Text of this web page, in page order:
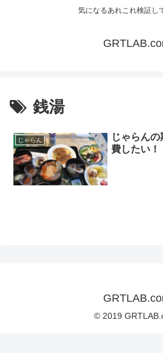
気になるあれこれ検証し
銭湯
じゃらん
じゃらん
費したい！
© 2019